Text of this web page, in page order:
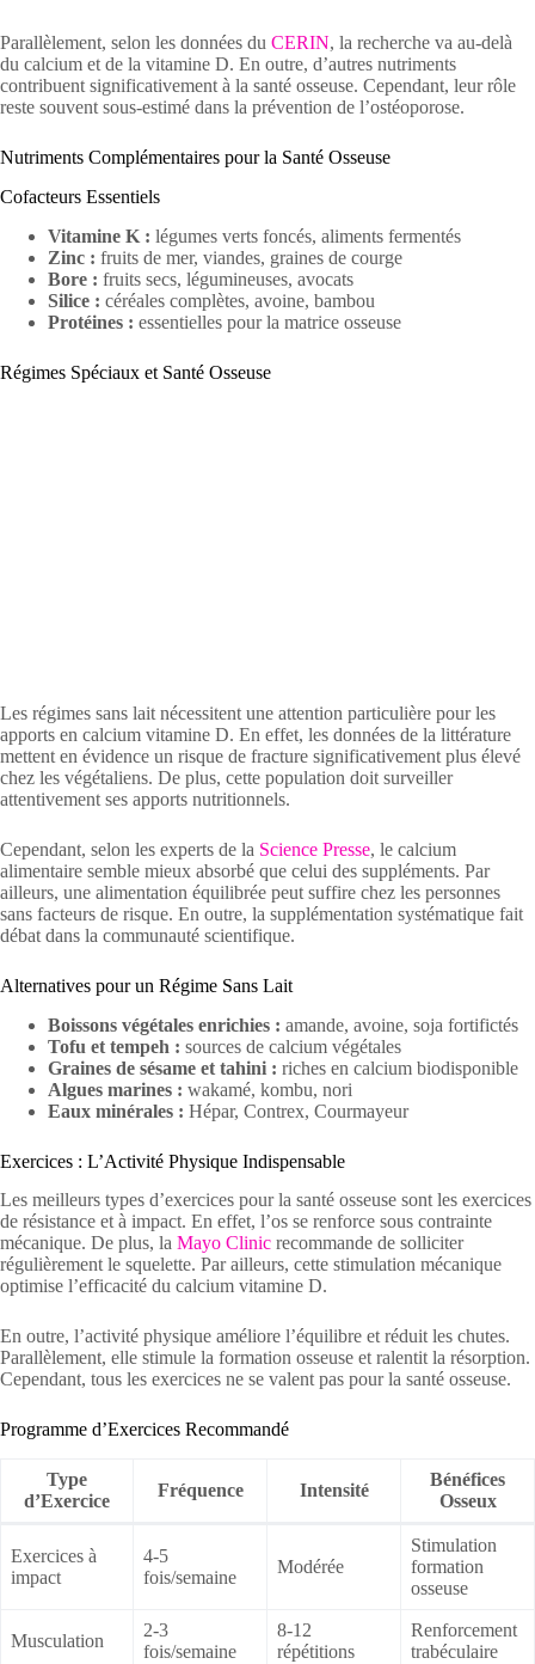
Parallèlement, selon les données du CERIN, la recherche va au-delà
du calcium et de la vitamine D. En outre, d’autres nutriments
contribuent significativement à la santé osseuse. Cependant, leur rôle
reste souvent sous-estimé dans la prévention de l’ostéoporose.
Nutriments Complémentaires pour la Santé Osseuse
Cofacteurs Essentiels
Vitamine K : légumes verts foncés, aliments fermentés
Zinc : fruits de mer, viandes, graines de courge
Bore : fruits secs, légumineuses, avocats
Silice : céréales complètes, avoine, bambou
Protéines : essentielles pour la matrice osseuse
Régimes Spéciaux et Santé Osseuse
Les régimes sans lait nécessitent une attention particulière pour les
apports en calcium vitamine D. En effet, les données de la littérature
mettent en évidence un risque de fracture significativement plus élevé
chez les végétaliens. De plus, cette population doit surveiller
attentivement ses apports nutritionnels.
Cependant, selon les experts de la Science Presse, le calcium
alimentaire semble mieux absorbé que celui des suppléments. Par
ailleurs, une alimentation équilibrée peut suffire chez les personnes
sans facteurs de risque. En outre, la supplémentation systématique fait
débat dans la communauté scientifique.
Alternatives pour un Régime Sans Lait
Boissons végétales enrichies : amande, avoine, soja fortifictés
Tofu et tempeh : sources de calcium végétales
Graines de sésame et tahini : riches en calcium biodisponible
Algues marines : wakamé, kombu, nori
Eaux minérales : Hépar, Contrex, Courmayeur
Exercices : L’Activité Physique Indispensable
Les meilleurs types d’exercices pour la santé osseuse sont les exercices
de résistance et à impact. En effet, l’os se renforce sous contrainte
mécanique. De plus, la Mayo Clinic recommande de solliciter
régulièrement le squelette. Par ailleurs, cette stimulation mécanique
optimise l’efficacité du calcium vitamine D.
En outre, l’activité physique améliore l’équilibre et réduit les chutes.
Parallèlement, elle stimule la formation osseuse et ralentit la résorption.
Cependant, tous les exercices ne se valent pas pour la santé osseuse.
Programme d’Exercices Recommandé
Type
d’Exercice
Fréquence Intensité
Bénéfices
Osseux
Exercices à
impact
4-5
fois/semaine
Modérée
Stimulation
formation
osseuse
Musculation
2-3
fois/semaine
8-12
répétitions
Renforcement
trabéculaire